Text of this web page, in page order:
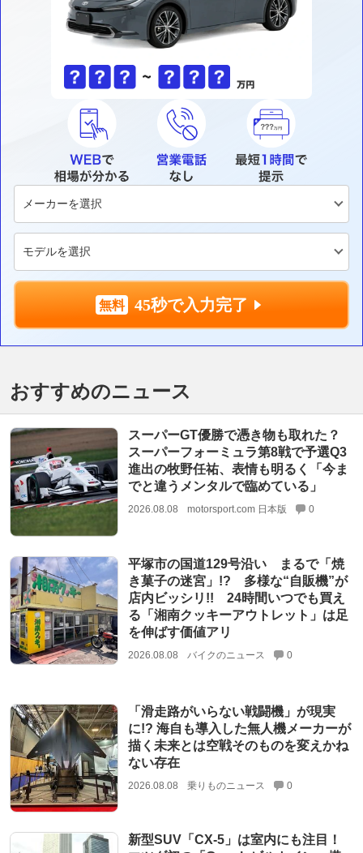
45秒で入力完了
おすすめのニュース
スーパーGT優勝で憑き物も取れた？
スーパーフォーミュラ第8戦で予選Q3
進出の牧野任祐、表情も明るく「今ま
でと違うメンタルで臨めている」
2026.08.08 motorsport.com 日本版 0
平塚市の国道129号沿い まるで「焼
き菓子の迷宮」!? 多様な“自販機”が
店内ビッシリ!! 24時間いつでも買え
る「湘南クッキーアウトレット」は足
を伸ばす価値アリ
2026.08.08 バイクのニュース 0
「滑走路がいらない戦闘機」が現実
に!? 海自も導入した無人機メーカーが
描く未来とは空戦そのものを変えかね
ない存在
2026.08.08 乗りものニュース 0
新型SUV「CX-5」は室内にも注目！